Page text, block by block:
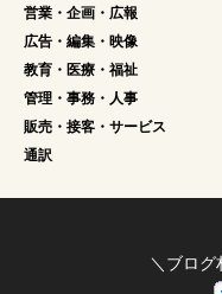
営業・企画・広報
広告・編集・映像
教育・医療・福祉
管理・事務・人事
販売・接客・サービス
通訳
＼ブログ